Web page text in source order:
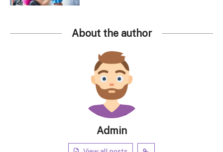
About the author
Admin